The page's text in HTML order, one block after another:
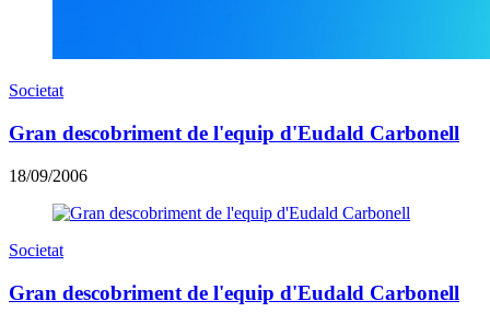
Societat
Gran descobriment de l'equip d'Eudald Carbonell
18/09/2006
Societat
Gran descobriment de l'equip d'Eudald Carbonell